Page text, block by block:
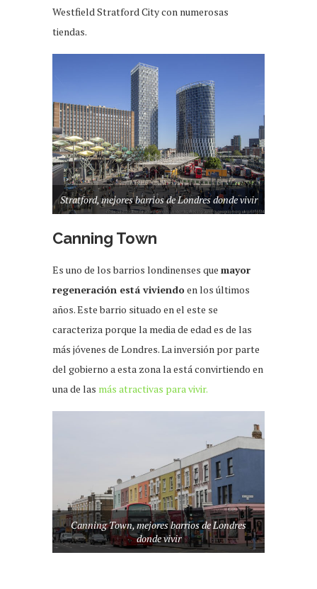
Westfield Stratford City con numerosas
tiendas.
Stratford, mejores barrios de Londres donde vivir
Canning Town
Es uno de los barrios londinenses que mayor
regeneración está viviendoen los últimos
años. Este barrio situado en el este se
caracteriza porque la media de edad es de las
más jóvenes de Londres. La inversión por parte
del gobierno a esta zona la está convirtiendo en
una de las más atractivas para vivir.
Canning Town, mejores barrios de Londres
donde vivir